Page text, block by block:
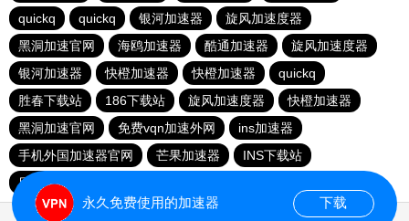
quickq
quickq 银河加速器
旋风加速度器
黑洞加速官网
海鸥加速器 酷通加速器
旋风加速度器
银河加速器
快橙加速器 快橙加速器
quickq
胜春下载站
186下载站 旋风加速度器
快橙加速器
黑洞加速官网
免费vqn加速外网
ins加速器
手机外国加速器官网
芒果加速器
INS下载站
目标下载站
永久免费使用的加速器 下载